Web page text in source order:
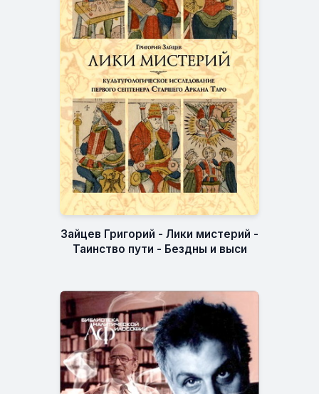
Зайцев Григорий - Лики мистерий -
Таинство пути - Бездны и выси